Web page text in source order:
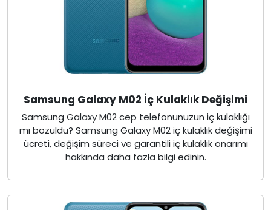
Samsung Galaxy M02 İç Kulaklık Değişimi
Samsung Galaxy M02 cep telefonunuzun iç kulaklığı
mı bozuldu? Samsung Galaxy M02 iç kulaklık değişimi
ücreti, değişim süreci ve garantili iç kulaklık onarımı
hakkında daha fazla bilgi edinin.